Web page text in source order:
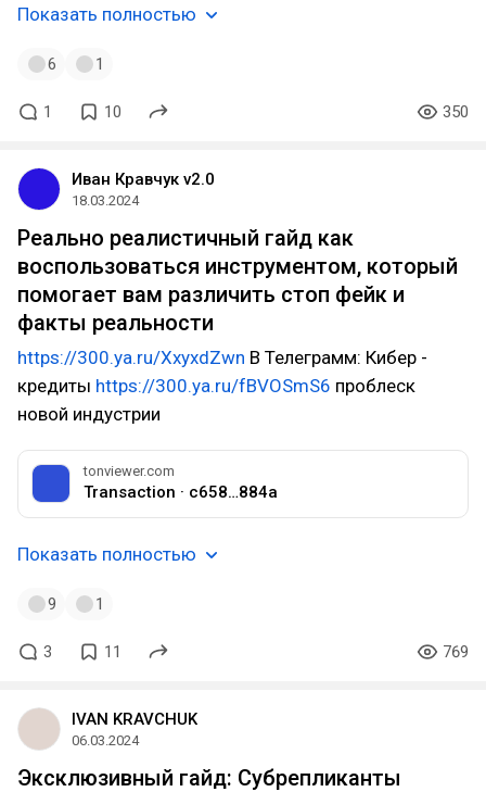
Показать полностью
6 1
1 10 350
Иван Кравчук v2.0
18.03.2024
Реально реалистичный гайд как
воспользоваться инструментом, который
помогает вам различить стоп фейк и
факты реальности
https://300.ya.ru/XxyxdZwn В Телеграмм: Кибер -
кредиты https://300.ya.ru/fBVOSmS6 проблеск
новой индустрии
tonviewer.com
Transaction · c658…884a
Показать полностью
9 1
3 11 769
IVAN KRAVCHUK
06.03.2024
Эксклюзивный гайд: Субрепликанты